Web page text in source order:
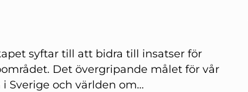
syftar till att bidra till insatser för
Det övergripande målet för vår
Sverige och världen om…